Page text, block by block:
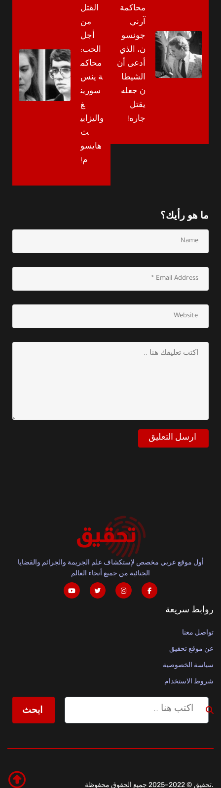
محاكمة
آرني
جونسو
ن، الذي
أدعى أن
الشيطا
ن جعله
يقتل
جاره!
القتل
من
أجل
الحب:
محاكم
ة ينس
سورين
غ
واليزابي
ث
هايسو
م!
ما هو رأيك؟
أول موقع عربي مخصص لإستكشاف علم الجريمة والجرائم والقضايا
الجنائية من جميع أنحاء العالم
روابط سريعة
تواصل معنا
عن موقع تحقيق
سياسة الخصوصية
شروط الاستخدام
ابحث
.تحقيق © 2022–2025 جميع الحقوق محفوظة